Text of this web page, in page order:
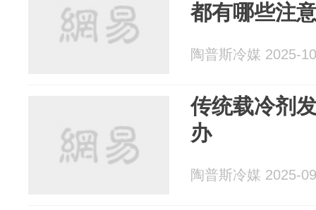
都有哪些注
陶普斯冷媒 2025-
传统载冷剂
办
陶普斯冷媒 2025-